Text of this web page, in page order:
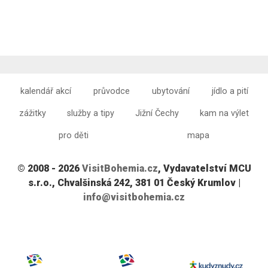
kalendář akcí průvodce ubytování jídlo a pití
zážitky služby a tipy Jižní Čechy kam na výlet
pro děti mapa
© 2008 - 2026 VisitBohemia.cz, Vydavatelství MCU
s.r.o., Chvalšinská 242, 381 01 Český Krumlov |
info@visitbohemia.cz